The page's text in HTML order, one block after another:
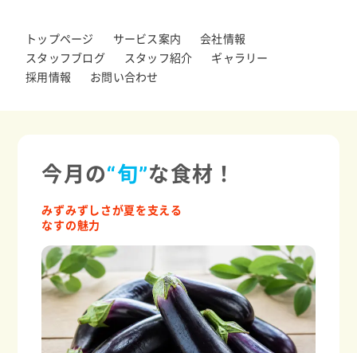
トップページ サービス案内
会社情報
スタッフブログ
スタッフ紹介
ギャラリー
採用情報
お問い合わせ
今月の“旬”な食材！
みずみずしさが夏を支える
なすの魅力